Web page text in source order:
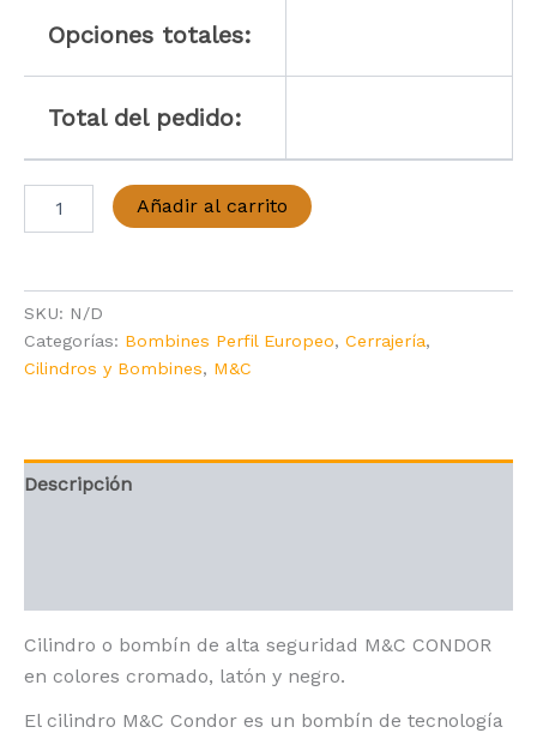
Opciones totales:
Total del pedido:
Añadir al carrito
SKU: N/D
Categorías: Bombines Perfil Europeo, Cerrajería,
Cilindros y Bombines, M&C
Descripción
Cilindro o bombín de alta seguridad M&C CONDOR
en colores cromado, latón y negro.
El cilindro M&C Condor es un bombín de tecnología